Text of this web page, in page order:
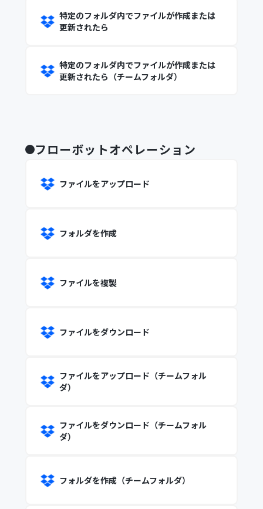
特定のフォルダ内でファイルが作成または
更新されたら
特定のフォルダ内でファイルが作成または
更新されたら（チームフォルダ）
フローボットオペレーション
ファイルをアップロード
フォルダを作成
ファイルを複製
ファイルをダウンロード
ファイルをアップロード（チームフォル
ダ）
ファイルをダウンロード（チームフォル
ダ）
フォルダを作成（チームフォルダ）